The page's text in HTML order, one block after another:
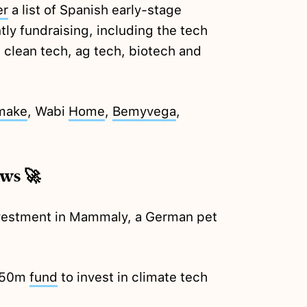
a list of Spanish early-stage
fundraising, including the tech
tech, ag tech, biotech and
, Wabi Home, Bemyvega,
🚀
in Mammaly, a German pet
fund to invest in climate tech